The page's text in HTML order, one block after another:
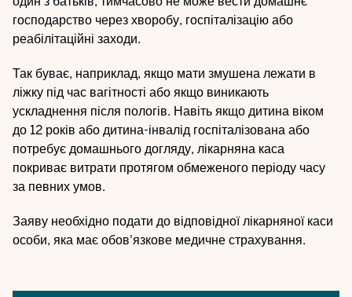
господарство через хворобу, госпіталізацію або
реабілітаційні заходи.
Так буває, наприклад, якщо мати змушена лежати в
ліжку під час вагітності або якщо виникають
ускладнення після пологів. Навіть якщо дитина віком
до 12 років або дитина-інвалід госпіталізована або
потребує домашнього догляду, лікарняна каса
покриває витрати протягом обмеженого періоду часу
за певних умов.
Заяву необхідно подати до відповідної лікарняної каси
особи, яка має обов'язкове медичне страхування.